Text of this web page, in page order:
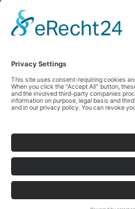
Unterricht und Kultus
Rechtliches